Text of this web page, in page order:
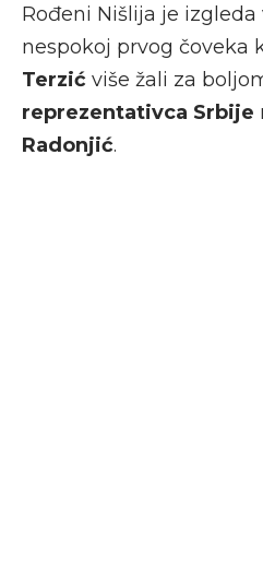
Rođeni Nišlija je izgleda
nespokoj prvog čoveka
Terzić više žali za
reprezentativca Srbije
Radonjić.